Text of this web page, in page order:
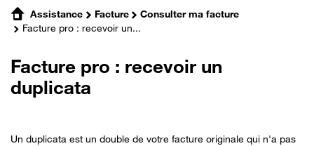
Assistance Facture
Consulter ma facture
Facture pro : recevoir un...
Facture pro : recevoir un
duplicata
Un duplicata est un double de votre facture originale qui n'a pas